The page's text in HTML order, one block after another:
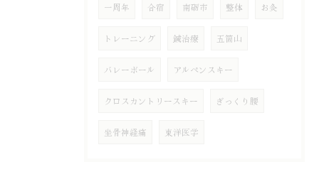
一周年 合宿 南砺市 整体 お灸
トレーニング 鍼治療 五箇山
バレーボール アルペンスキー
クロスカントリースキー ぎっくり腰
坐骨神経痛 東洋医学